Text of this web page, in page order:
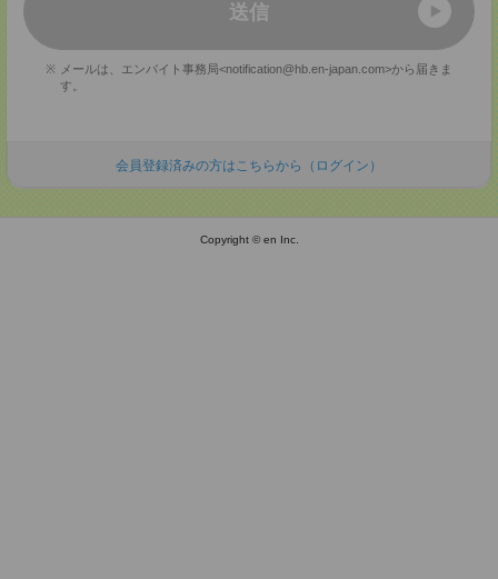
送信
メールは、エンバイト事務局<notification@hb.en-japan.com>から届きま
す。
会員登録済みの方はこちらから（ログイン）
Copyright © en Inc.